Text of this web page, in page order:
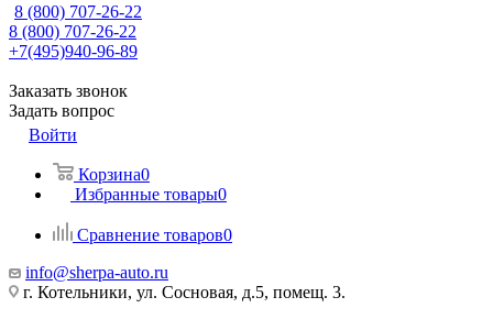
8 (800) 707-26-22
8 (800) 707-26-22
+7(495)940-96-89
Заказать звонок
Задать вопрос
Войти
Корзина0
Избранные товары0
Сравнение товаров0
info@sherpa-auto.ru
г. Котельники, ул. Сосновая, д.5, помещ. 3.